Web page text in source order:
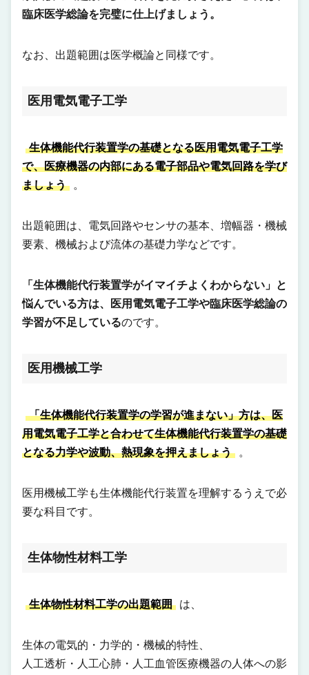
臨床医学総論を完璧に仕上げましょう。
なお、出題範囲は医学概論と同様です。
医用電気電子工学
生体機能代行装置学の基礎となる医用電気電子工学
で、医療機器の内部にある電子部品や電気回路を学び
ましょう
。
出題範囲は、電気回路やセンサの基本、増幅器・機械
要素、機械および流体の基礎力学などです。
「生体機能代行装置学がイマイチよくわからない」と
悩んでいる方は、医用電気電子工学や臨床医学総論の
学習が不足しているのです。
医用機械工学
「生体機能代行装置学の学習が進まない」方は、医
用電気電子工学と合わせて生体機能代行装置学の基礎
となる力学や波動、熱現象を押えましょう
。
医用機械工学も生体機能代行装置を理解するうえで必
要な科目です。
生体物性材料工学
生体物性材料工学の出題範囲 は、
生体の電気的・力学的・機械的特性、
人工透析・人工心肺・人工血管医療機器の人体への影